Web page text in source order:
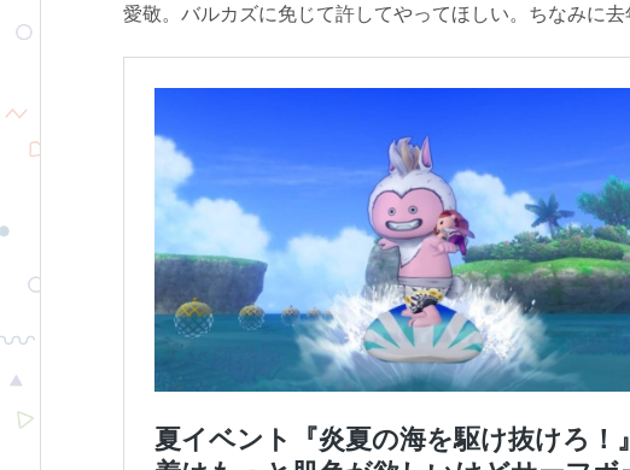
愛敬。バルカズに免じて許してやってほしい。ちなみに去